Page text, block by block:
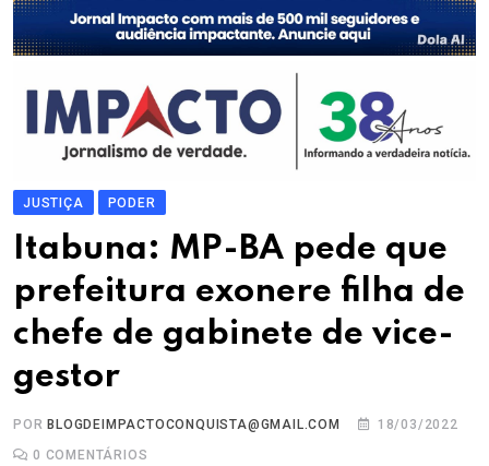
JUSTIÇA PODER
Itabuna: MP-BA pede que
prefeitura exonere filha de
chefe de gabinete de vice-
gestor
POR BLOGDEIMPACTOCONQUISTA@GMAIL.COM
18/03/2022
0 COMENTÁRIOS